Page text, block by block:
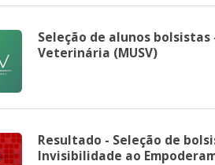
Seleção de alunos
Veterinária (MUSV)
Resultado - Seleção de
Invisibilidade ao